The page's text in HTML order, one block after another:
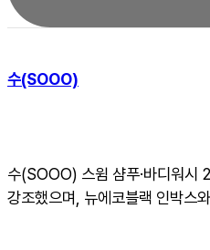
수(SOOO)
수(SOOO) 스윔 샴푸·바디워시
강조했으며, 뉴에코블랙 인박스